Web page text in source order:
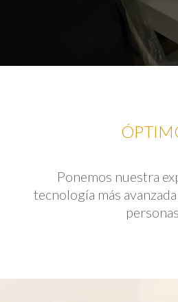
Ponemos nuestra
tecnología más